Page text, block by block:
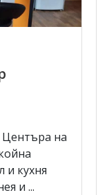
на
и кухня
и ...